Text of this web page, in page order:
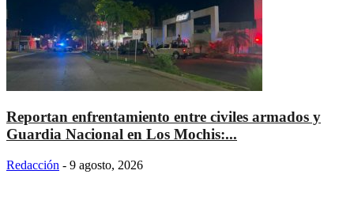
Reportan enfrentamiento entre civiles armados y
Guardia Nacional en Los Mochis:...
Redacción - 9 agosto, 2026